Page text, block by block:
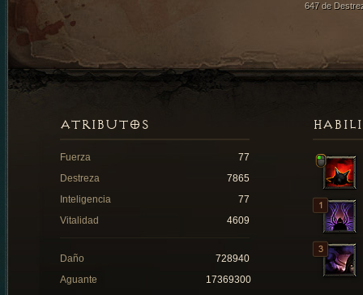
647 de
ATRIBUTOS
Fuerza
77
Destreza
7865
Inteligencia
77
Vitalidad
4609
Daño
728940
Aguante
17369300